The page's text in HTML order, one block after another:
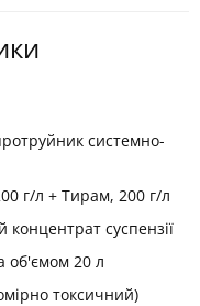
системно-
г/л + Тирам, 200 г/л
концентрат суспензії
об'ємом 20 л
токсичний)